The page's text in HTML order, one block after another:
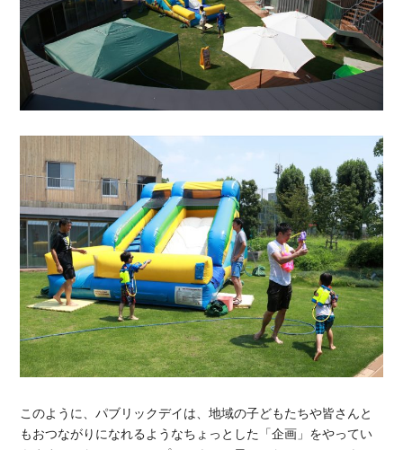
このように、パブリックデイは、地域の子どもたちや皆さんと
もおつながりになれるようなちょっとした「企画」をやってい